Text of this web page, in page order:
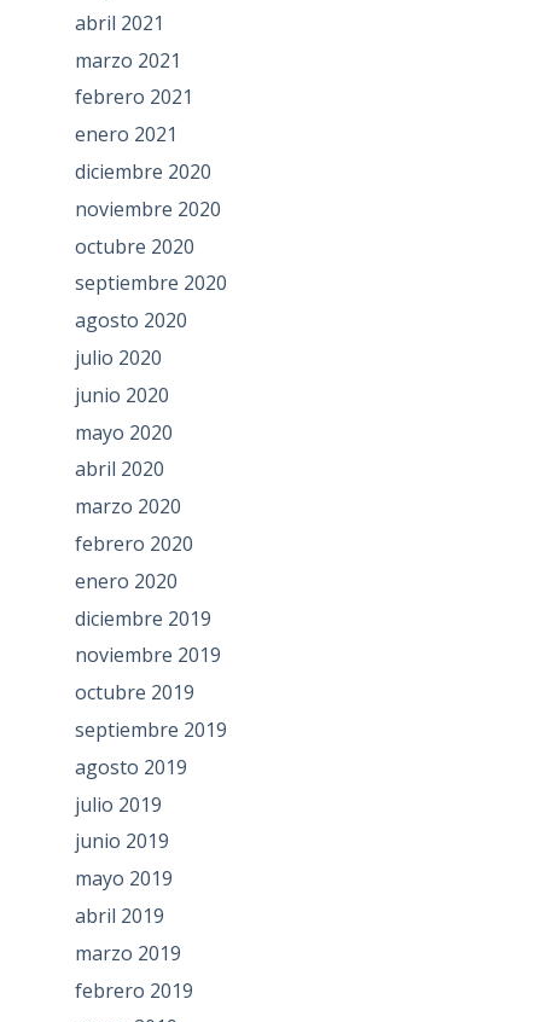
abril 2021
marzo 2021
febrero 2021
enero 2021
diciembre 2020
noviembre 2020
octubre 2020
septiembre 2020
agosto 2020
julio 2020
junio 2020
mayo 2020
abril 2020
marzo 2020
febrero 2020
enero 2020
diciembre 2019
noviembre 2019
octubre 2019
septiembre 2019
agosto 2019
julio 2019
junio 2019
mayo 2019
abril 2019
marzo 2019
febrero 2019